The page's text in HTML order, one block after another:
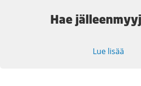
Hae
Lue lisää